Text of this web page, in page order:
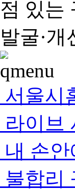
점 있는
발굴·
서울시
라이브
내 손
불합리